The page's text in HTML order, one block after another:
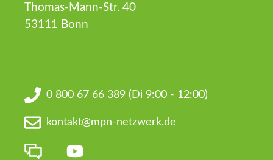
Thomas-Mann-Str. 40
53111 Bonn
0 800 67 66 389 (Di 9:00 - 12:00)
kontakt@mpn-netzwerk.de